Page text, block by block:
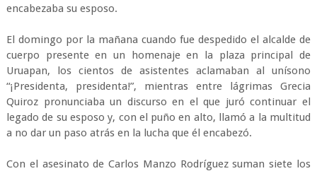
encabezaba su esposo.
El domingo por la mañana cuando fue despedido el alcalde de
cuerpo presente en un homenaje en la plaza principal de
Uruapan, los cientos de asistentes aclamaban al unísono
“¡Presidenta, presidenta!”, mientras entre lágrimas Grecia
Quiroz pronunciaba un discurso en el que juró continuar el
legado de su esposo y, con el puño en alto, llamó a la multitud
a no dar un paso atrás en la lucha que él encabezó.
Con el asesinato de Carlos Manzo Rodríguez suman siete los